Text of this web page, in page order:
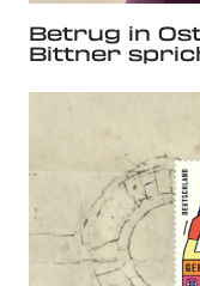
Betrug in
Bittner